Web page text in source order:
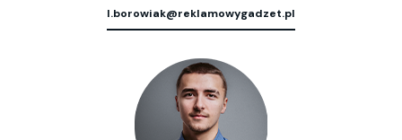
l.borowiak@reklamowygadzet.pl